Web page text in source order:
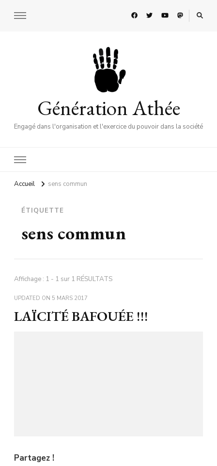
Génération Athée
Engagé dans l'organisation et l'exercice du pouvoir dans la société
Accueil sens commun
ÉTIQUETTE
sens commun
Affichage : 1 - 1 sur 1 RÉSULTATS
UPDATED ON 5 MARS 2017
LAÏCITÉ BAFOUÉE !!!
Partagez !